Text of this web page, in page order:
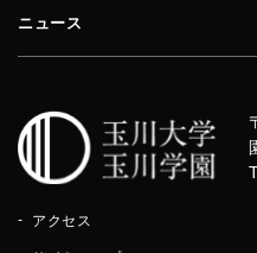
ニュース
アクセス